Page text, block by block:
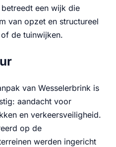
een wijk die
van opzet en structureel
de tuinwijken.
van Wesselerbrink is
aandacht voor
en verkeersveiligheid.
op de
werden ingericht